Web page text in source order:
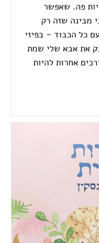
פה. שאפשר
מבינה שזה רק
כל הכבוד – בפיזי
את אבא שלי שמת
אחרות להיות